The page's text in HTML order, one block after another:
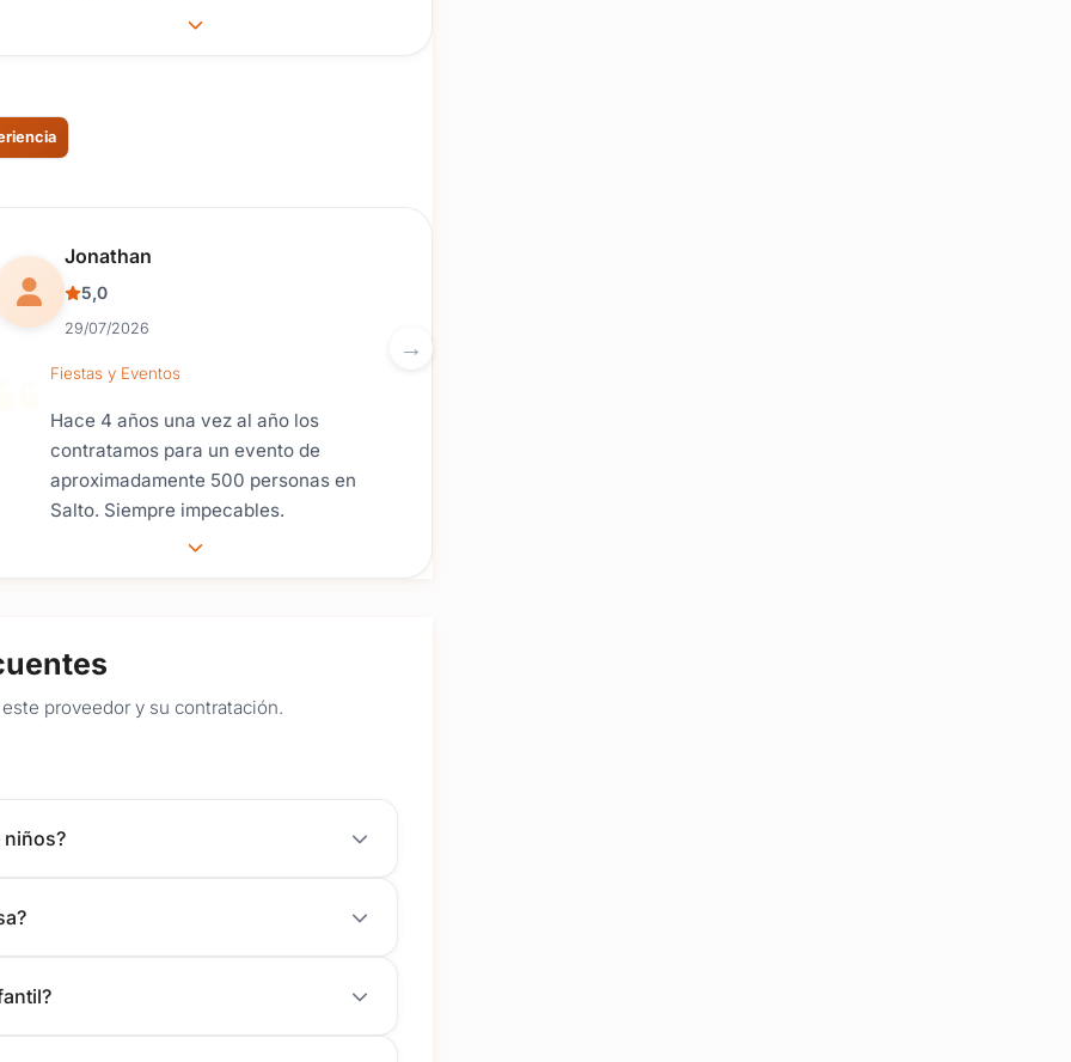
Reseña de usuario.
Jonathan
5,0
29/07/2026
Fiestas y Eventos
Hace 4 años una vez al año los
contratamos para un evento de
aproximadamente 500 personas en
Salto. Siempre impecables.
proveedor y su contratación.
niños?